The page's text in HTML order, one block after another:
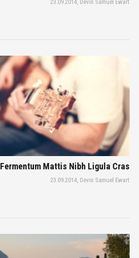
23.09.2014, Devin Samuel Ewart
Fermentum Mattis Nibh Ligula Cras
23.09.2014, Devin Samuel Ewart